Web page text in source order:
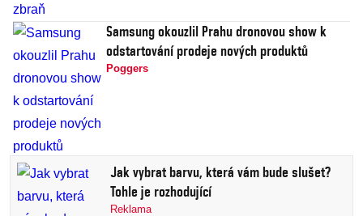
Samsung okouzlil Prahu dronovou show k
odstartování prodeje nových produktů
Poggers
Jak vybrat barvu, která vám bude slušet?
Tohle je rozhodující
Reklama